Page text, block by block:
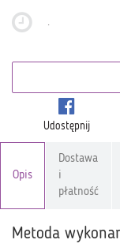
Udostępnij
Opis
Dostawa
i
płatność
Metoda